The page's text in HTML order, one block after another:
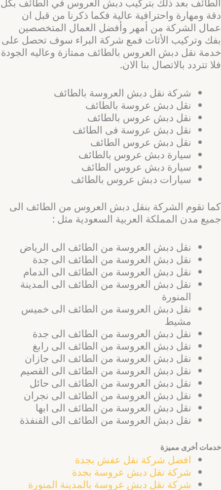
الطائف بعد ذلك بتركيب دبش العروس في الطائف بكل
دقة ومهارة واحترافية عالية فكما ذكرنا من قبل ان
عمال الشركة من أمهر وأفضل العمال المتخصصين
بفك وتركيب الأثاث فمع شركة البراء سوف تحصل على
خدمة نقل دبش العروس بالطائف ممتازة وعاليه الجودة
فلا تتردد بالاتصال بنا الان.
شركة نقل دبش العروسة بالطائف
نقل دبش عروسة بالطائف
نقل دبش عروس بالطائف
نقل دبش عروسة فى الطائف
نقل دبش عروس الطائف
سيارة دبش عروس بالطائف
سيارة دبش عروس الطائف
سيارات دبش عروس بالطائف
كما تقوم الشركة بنقل دبش العروس من الطائف الى
جميع مدن المملكة العربية السعودية مثل :
نقل دبش العروسة من الطائف الى الرياض
نقل دبش العروسة من الطائف الى جدة
نقل دبش العروسة من الطائف الى الدمام
نقل دبش العروسة من الطائف الى المدينة
المنورة
نقل دبش العروسة من الطائف الى خميس
مشيط
نقل دبش العروسة من الطائف الى جدة
نقل دبش العروسة من الطائف الى رابغ
نقل دبش العروسة من الطائف الى جازان
نقل دبش العروسة من الطائف الى القصيم
نقل دبش العروسة من الطائف الى حائل
نقل دبش العروسة من الطائف الى نجران
نقل دبش العروسة من الطائف الى ابها
نقل دبش العروسة من الطائف الى القنفذة
خدمات أخرى مميزة
افضل شركة نقل عفش بجدة
شركة نقل دبش عروسة بجدة
شركة نقل دبش عروسة بالمدينة المنورة